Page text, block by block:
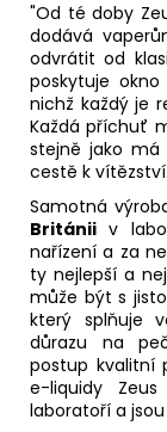
"Od té doby
dodává
odvrátit od
poskytuje
nichž každý je
Každá příchuť
stejně jako má
cestě k
Samotná
Británii v
nařízení a za
ty nejlepší a
může být s
který splňuje
důrazu na
postup kvalitní
e-liquidy
laboratoří a jsou